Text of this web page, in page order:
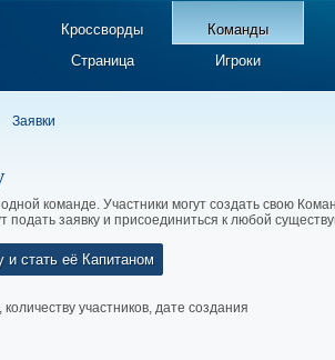
Кроссворды
Команды
Страница
Игроки
Заявки
команде. Участники могут создать свою
подать заявку и присоединиться к любой
стать её Капитаном
, количеству участников, дате создания